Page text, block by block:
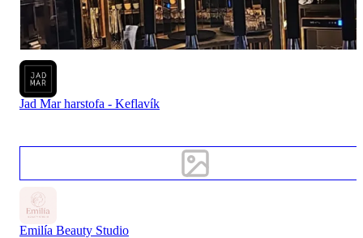
Jad Mar harstofa - Keflavík
Emilía Beauty Studio